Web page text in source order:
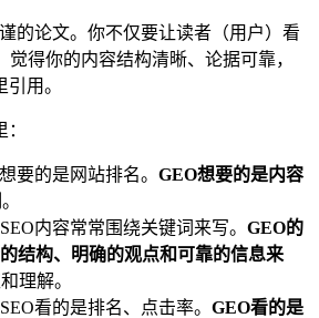
的论文。你不仅要让读者（用户）看
得你的内容结构清晰、论据可靠，
用。
要的是网站排名。 GEO想要的是内容
。
内容常常围绕关键词来写。 GEO的
结构、明确的观点和可靠的信息来
理解。
看的是排名、点击率。 GEO看的是